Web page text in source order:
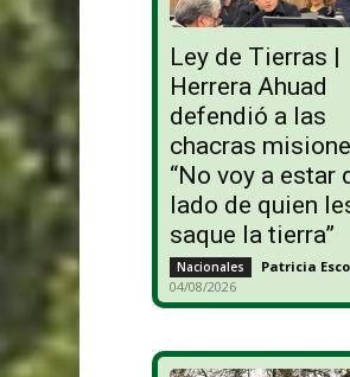
Ley de Tierras |
Herrera Ahuad
defendió a las
chacras
“No voy a estar
lado de quien
saque la tierra”
Nacionales Patricia
04/08/2026